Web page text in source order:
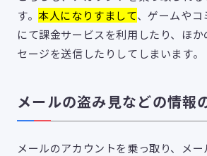
す。本人になりすまして、ゲームやコ
にて課金サービスを利用したり、ほ
セージを送信したりしてしまいます。
メールの盗み見などの情報
メールのアカウントを乗っ取り、メ